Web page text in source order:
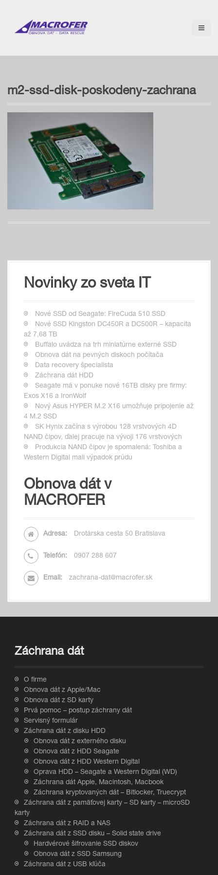
o
m2-ssd-disk-poskodeny-zachrana
Novinky zo sveta IT
Nové SSD od Seagate: FireCuda 510 SSD
Nové SSD Kingston DC450R a DC500R – kapacita
až 7,68 TB
Buffalo uvádza na trh miniatúrne externé SSD
Obnova dát na pevných diskoch počítača
Data recovery špecialista
Záchrana dát HDD
Seagate má v ponuke nové 16TB disky pre firmy:
Exos X16 a IronWolf
Nový Asus HYPER M.2 X16 umožňuje pripojenie až
4 M.2 SSD
SK Hynix začína s výrobou 128 vrstvových 4D
NAND čipov, ďalej pracuje na vývoji 176 vrstvových
Produkcia NAND čipov je spomalená: Toshiba a
Western Digital mali výpadok prúdu
Obnova dát v
MACROFER
Adresa: Drotárska cesta 50 Bratislava
Telefón: 0907 288 607
Email: zachrana-dat@macrofer.sk
Záchrana dát
O firme
Obnova dát z Apple/Mac
Obnova dát z SD karty
Prvá pomoc – postup záchrany dát
Servisný formulár
Záchrana dát z disku HDD
Obnova dát z externého disku
Obnova dát z HDD Seagate
Obnova dát z HDD Western Digital
Oprava HDD – Seagate a Western Digital (WD)
Záchrana dát Apple, Macintosh, Macbook
Záchrana kryptovaných dát – Bitlocker, Truecrypt
Záchrana dát z pamäťovej karty – SD karty – microSD
karty
Záchrana dát z RAID a NAS
Záchrana dát z SSD disku – Solid state drive
Hardvérové šifrovanie SSD diskov
Obnova dát z SSD Samsung
Záchrana dát z USB kľúča